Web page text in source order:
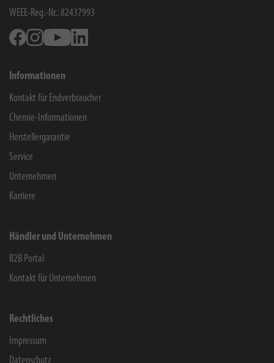
WEEE-Reg.-Nr.: 82437993
FacebookInstagramYoutube
Informationen
Kontakt für Endverbraucher
Chemie-Informationen
Herstellergarantie
Service
Unternehmen
Karriere
Händler und Unternehmen
B2B Portal
Kontakt für Unternehmen
Rechtliches
Impressum